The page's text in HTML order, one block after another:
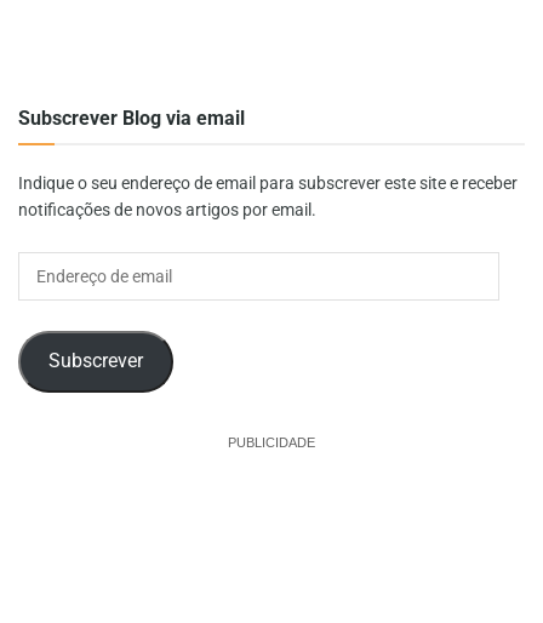
Subscrever Blog via email
Indique o seu endereço de email para subscrever este site e receber
notificações de novos artigos por email.
Endereço
Subscrever
PUBLICIDADE